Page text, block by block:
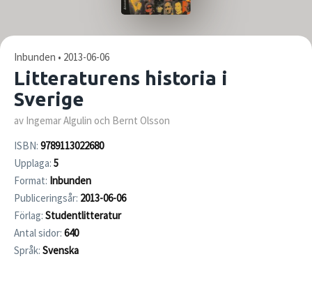
Inbunden • 2013-06-06
Litteraturens historia i
Sverige
av Ingemar Algulin och Bernt Olsson
ISBN: 9789113022680
Upplaga: 5
Format: Inbunden
Publiceringsår: 2013-06-06
Förlag: Studentlitteratur
Antal sidor: 640
Språk: Svenska